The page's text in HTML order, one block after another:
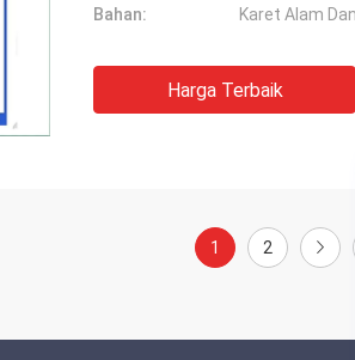
Bahan:
Karet Alam
Harga Terbaik
1 2